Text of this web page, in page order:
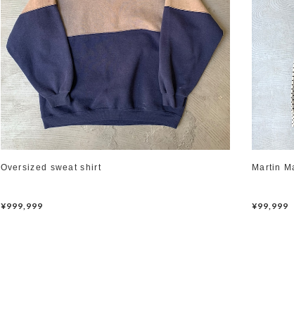
Oversized sweat shirt
¥999,999
Martin
¥99,999